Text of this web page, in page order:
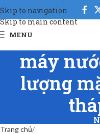
Skip to navigation
Skip to main content
MENU
máy
lượng
Trang chủ